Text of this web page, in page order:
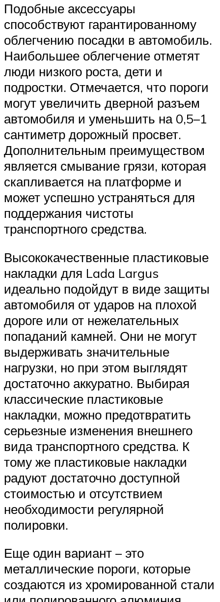
Подобные аксессуары
способствуют гарантированному
облегчению посадки в автомобиль.
Наибольшее облегчение отметят
люди низкого роста, дети и
подростки. Отмечается, что пороги
могут увеличить дверной разъем
автомобиля и уменьшить на 0,5–1
сантиметр дорожный просвет.
Дополнительным преимуществом
является смывание грязи, которая
скапливается на платформе и
может успешно устраняться для
поддержания чистоты
транспортного средства.
Высококачественные пластиковые
накладки для Lada Largus
идеально подойдут в виде защиты
автомобиля от ударов на плохой
дороге или от нежелательных
попаданий камней. Они не могут
выдерживать значительные
нагрузки, но при этом выглядят
достаточно аккуратно. Выбирая
классические пластиковые
накладки, можно предотвратить
серьезные изменения внешнего
вида транспортного средства. К
тому же пластиковые накладки
радуют достаточно доступной
стоимостью и отсутствием
необходимости регулярной
полировки.
Еще один вариант – это
металлические пороги, которые
создаются из хромированной стали